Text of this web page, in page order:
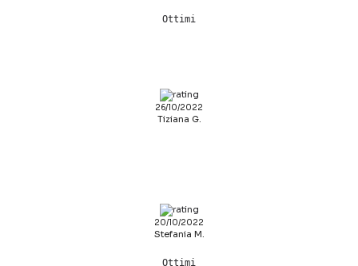
Ottimi
26/10/2022
Tiziana G.
20/10/2022
Stefania M.
Ottimi